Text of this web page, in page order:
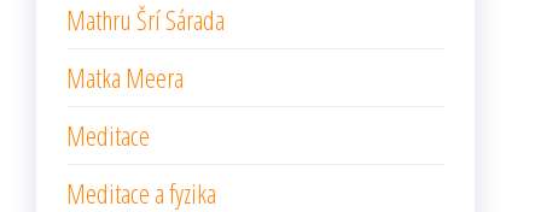
Mathru Šrí Sárada
Matka Meera
Meditace
Meditace a fyzika